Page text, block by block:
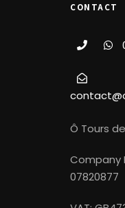
CONTACT
Ô Tours
Company
07820877